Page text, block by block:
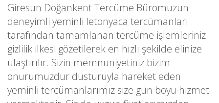
Giresun Doğankent Tercüme Büromuzun
deneyimli yeminli letonyaca tercümanları
tarafından tamamlanan tercüme işlemleriniz
gizlilik ilkesi gözetilerek en hızlı şekilde elinize
ulaştırılır. Sizin memnuniyetiniz bizim
onurumuzdur düsturuyla hareket eden
yeminli tercümanlarımız size gün boyu hizmet